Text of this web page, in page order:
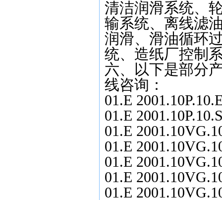
清洁润滑系统、
输系统、离线滤
润滑、滑油循环
统、造纸厂控制
六、以下是部分
线咨询：
01.E
01.E
01.E
01.E
01.E
01.E
01.E